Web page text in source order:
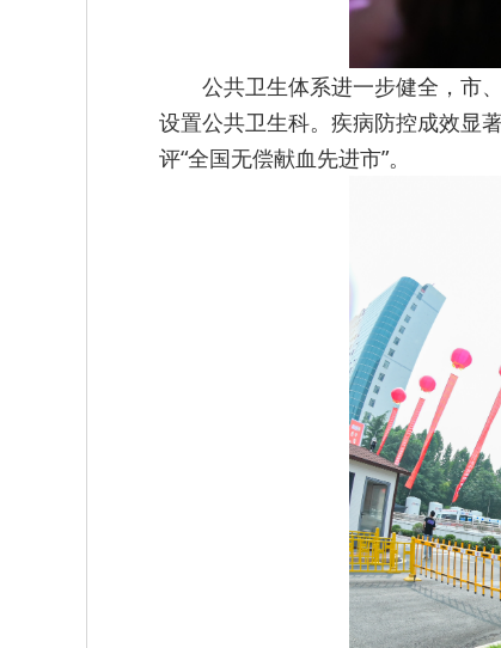
公共卫生体系进一步健全，市
设置公共卫生科。疾病防控成效显
评“全国无偿献血先进市”。